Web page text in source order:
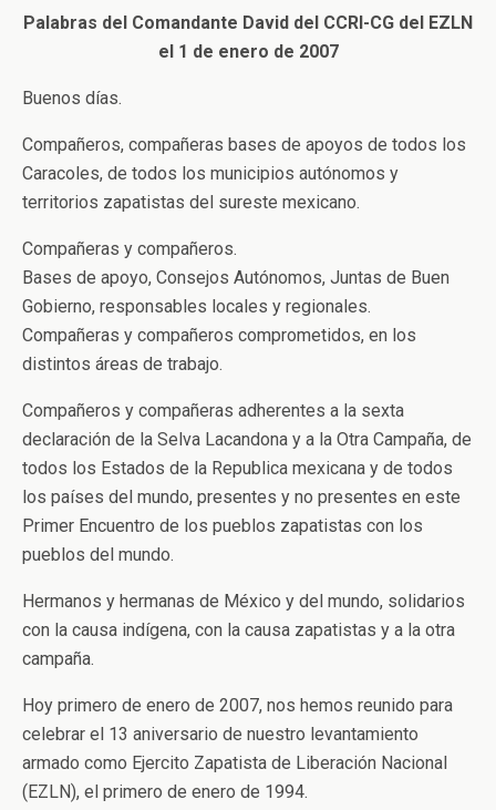
audio
Palabras del Comandante David del CCRI-CG del EZLN
el 1 de enero de 2007
Buenos días.
Compañeros, compañeras bases de apoyos de todos los
Caracoles, de todos los municipios autónomos y
territorios zapatistas del sureste mexicano.
Compañeras y compañeros.
Bases de apoyo, Consejos Autónomos, Juntas de Buen
Gobierno, responsables locales y regionales.
Compañeras y compañeros comprometidos, en los
distintos áreas de trabajo.
Compañeros y compañeras adherentes a la sexta
declaración de la Selva Lacandona y a la Otra Campaña, de
todos los Estados de la Republica mexicana y de todos
los países del mundo, presentes y no presentes en este
Primer Encuentro de los pueblos zapatistas con los
pueblos del mundo.
Hermanos y hermanas de México y del mundo, solidarios
con la causa indígena, con la causa zapatistas y a la otra
campaña.
Hoy primero de enero de 2007, nos hemos reunido para
celebrar el 13 aniversario de nuestro levantamiento
armado como Ejercito Zapatista de Liberación Nacional
(EZLN), el primero de enero de 1994.